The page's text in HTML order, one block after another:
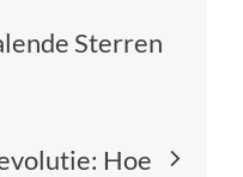
Sterren
Hoe